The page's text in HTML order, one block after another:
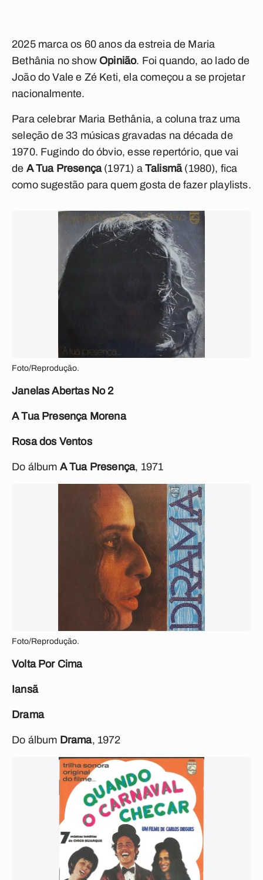
2025 marca os 60 anos da estreia de Maria
Bethânia no show Opinião. Foi quando, ao lado de
João do Vale e Zé Keti, ela começou a se projetar
nacionalmente.
Para celebrar Maria Bethânia, a coluna traz uma
seleção de 33 músicas gravadas na década de
1970. Fugindo do óbvio, esse repertório, que vai
de A Tua Presença(1971) a Talismã(1980), fica
como sugestão para quem gosta de fazer playlists.
Foto/Reprodução.
Janelas Abertas No 2
A Tua Presença Morena
Rosa dos Ventos
Do álbum A Tua Presença, 1971
Foto/Reprodução.
Volta Por Cima
Iansã
Drama
Do álbum Drama, 1972